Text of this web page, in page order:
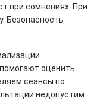
при сомнениях. При
Безопасность
оценить
сеансы по
недопустим.